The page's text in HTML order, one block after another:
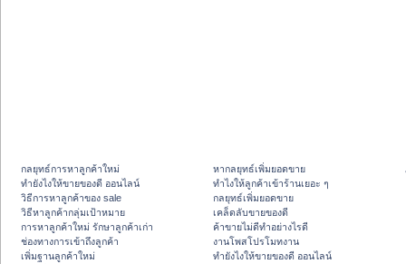
กลยุทธ์การหาลูกค้าใหม่
ทํายังไงให้ขายของดี ออนไลน์
วิธีการหาลูกค้าของ sale
วิธีหาลูกค้ากลุ่มเป้าหมาย
การหาลูกค้าใหม่ รักษาลูกค้าเก่า
ช่องทางการเข้าถึงลูกค้า
เพิ่มฐานลูกค้าใหม่
หากลยุทธ์เพิ่มยอดขาย
ทําไงให้ลูกค้าเข้าร้านเยอะ ๆ
กลยุทธ์เพิ่มยอดขาย
เคล็ดลับขายของดี
ค้าขายไม่ดีทำอย่างไรดี
งานโพสโปรโมทงาน
ทํายังไงให้ขายของดี ออนไลน์